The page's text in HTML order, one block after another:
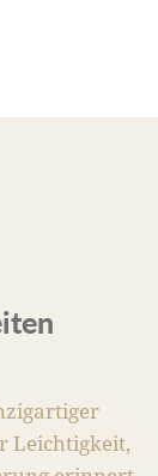
Leichtigkeit,